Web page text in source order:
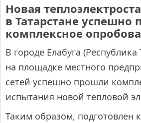
Новая
в Татарстане успешно
комплексное
В городе Елабуга (Республика
на площадке местного
сетей успешно прошли
испытания новой тепловой
Таким образом, подготовлен